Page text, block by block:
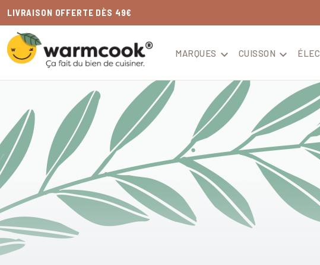
LIVRAISON OFFERTE DÈS 49€
MARQUES  CUISSON 